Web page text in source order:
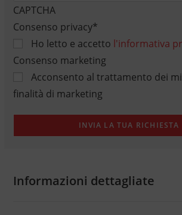
CAPTCHA
Consenso privacy*
Ho letto e accetto l'informativa
Consenso marketing
Acconsento al trattamento dei
finalità di marketing
Informazioni dettagliate